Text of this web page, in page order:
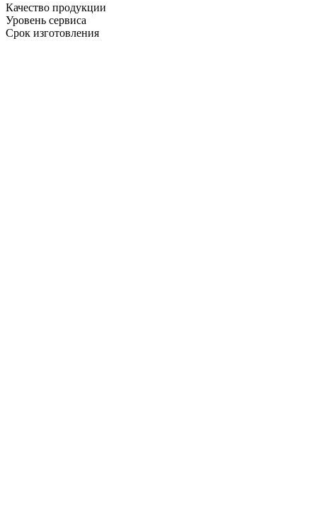
Качество продукции
Уровень сервиса
Срок изготовления